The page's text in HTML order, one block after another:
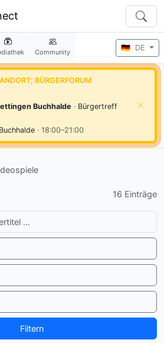
Community
🇩🇪 DE
BÜRGERFORUM
Buchhalde · Bürgertreff
· 18:00–21:00
16 Einträge
Filtern